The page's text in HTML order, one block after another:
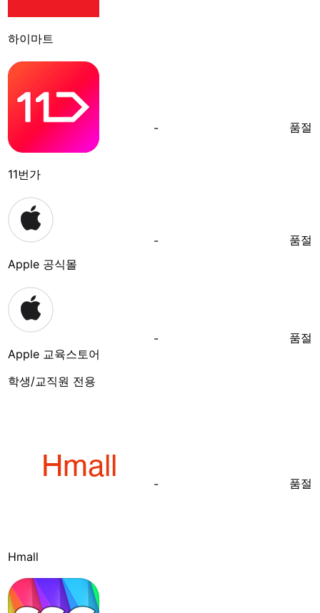
하이마트
11번가
- 품절
Apple 공식몰
- 품절
Apple 교육스토어
학생/교직원 전용
- 품절
Hmall
- 품절